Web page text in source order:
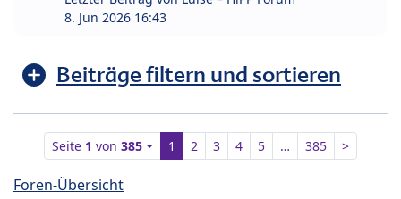
8. Jun 2026 16:43
Beiträge filtern und sortieren
Seite 1 von385 1 2 3 4 5 … 385 >
Foren-Übersicht